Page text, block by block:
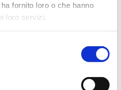
fornito loro o che hanno
loro servizi.
antitaglio ma possono
di pantalone.